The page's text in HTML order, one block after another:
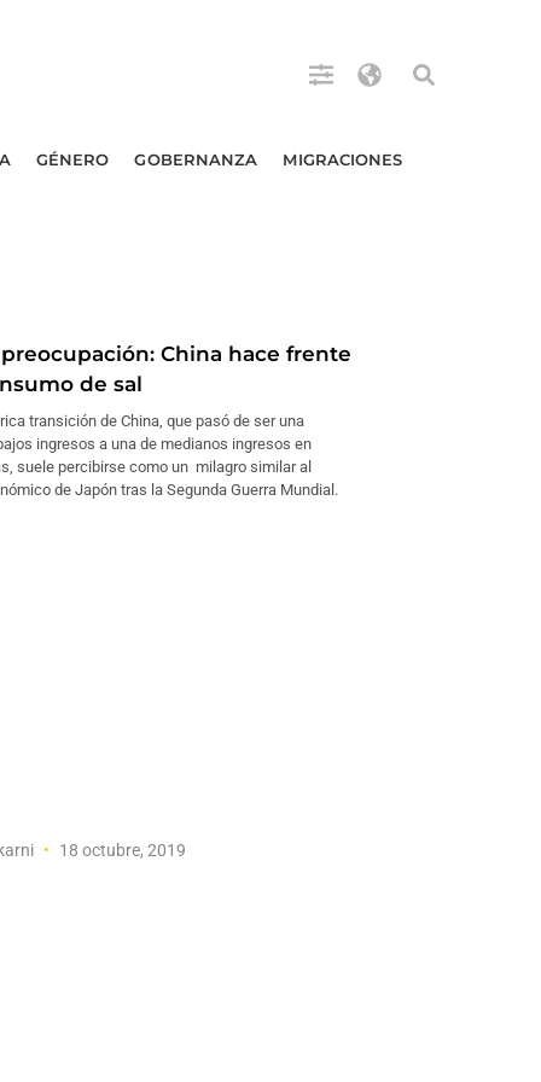
GÉNERO GOBERNANZA MIGRACIONES
preocupación: China hace frente
de sal
transición de China, que pasó de ser una
ingresos a una de medianos ingresos en
suele percibirse como un milagro similar al
de Japón tras la Segunda Guerra Mundial.
18 octubre, 2019